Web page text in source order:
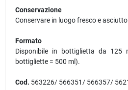
Conservazione
Conservare in luogo fresco e
Formato
Disponibile in bottiglietta da 125
bottigliette = 500 ml).
Cod. 563226/ 566351/ 566357/